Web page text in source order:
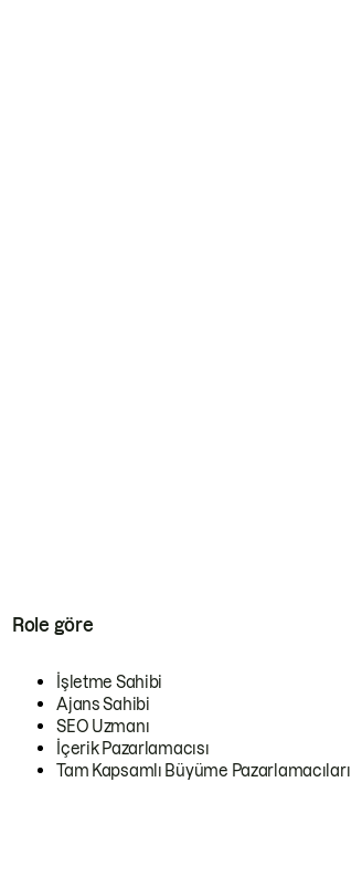
Role göre
İşletme Sahibi
Ajans Sahibi
SEO Uzmanı
İçerik Pazarlamacısı
Tam Kapsamlı Büyüme Pazarlamacıları